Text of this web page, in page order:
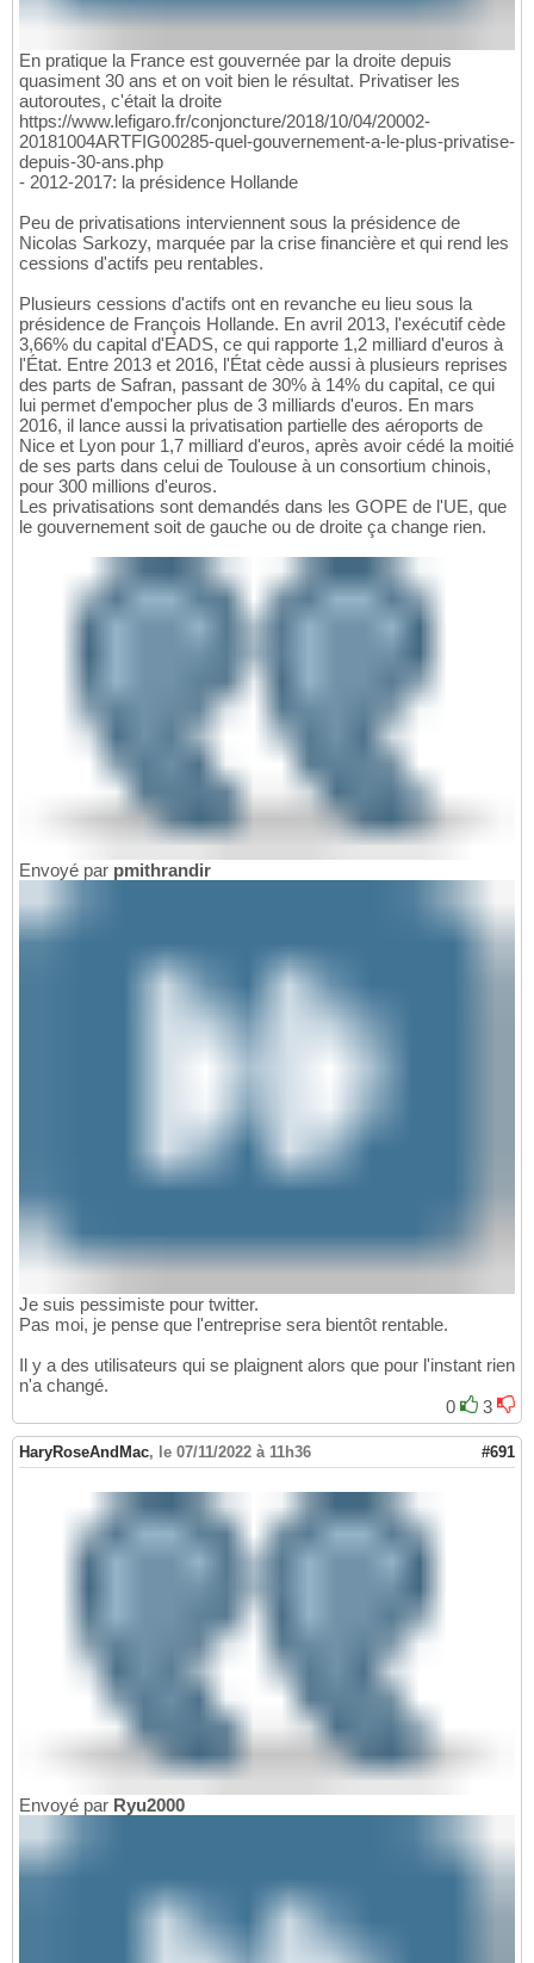
En pratique la France est gouvernée par la droite depuis
quasiment 30 ans et on voit bien le résultat. Privatiser les
autoroutes, c'était la droite
https://www.lefigaro.fr/conjoncture/2018/10/04/20002-
20181004ARTFIG00285-quel-gouvernement-a-le-plus-privatise-
depuis-30-ans.php
- 2012-2017: la présidence Hollande
Peu de privatisations interviennent sous la présidence de
Nicolas Sarkozy, marquée par la crise financière et qui rend les
cessions d'actifs peu rentables.
Plusieurs cessions d'actifs ont en revanche eu lieu sous la
présidence de François Hollande. En avril 2013, l'exécutif cède
3,66% du capital d'EADS, ce qui rapporte 1,2 milliard d'euros à
l'État. Entre 2013 et 2016, l'État cède aussi à plusieurs reprises
des parts de Safran, passant de 30% à 14% du capital, ce qui
lui permet d'empocher plus de 3 milliards d'euros. En mars
2016, il lance aussi la privatisation partielle des aéroports de
Nice et Lyon pour 1,7 milliard d'euros, après avoir cédé la moitié
de ses parts dans celui de Toulouse à un consortium chinois,
pour 300 millions d'euros.
Les privatisations sont demandés dans les GOPE de l'UE, que
le gouvernement soit de gauche ou de droite ça change rien.
Envoyé par pmithrandir
Je suis pessimiste pour twitter.
Pas moi, je pense que l'entreprise sera bientôt rentable.
Il y a des utilisateurs qui se plaignent alors que pour l'instant rien
n'a changé.
0
3
HaryRoseAndMac, le 07/11/2022 à 11h36 #691
Envoyé par Ryu2000